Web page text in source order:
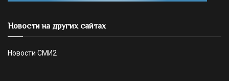
Новости на других сайтах
Новости СМИ2